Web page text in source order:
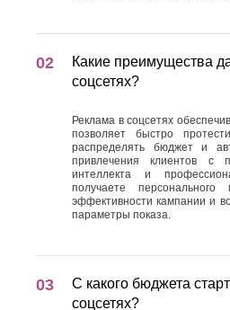
Какие преимущества
соцсетях?
Реклама в соцсетях
позволяет быстро
распределять бюджет и
привлечения клиентов с
интеллекта и
получаете персонального
эффективности кампании и
параметры показа.
С какого бюджета
соцсетях?